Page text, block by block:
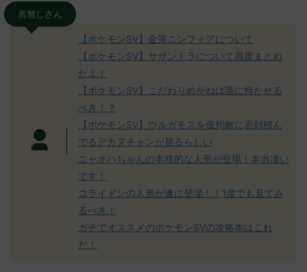
名無しさん
【ポケモンSV】金策ニンフィアについて
【ポケモンSV】サザンドラについて再度まとめ
たよ！
【ポケモンSV】こだわりめがねは誰に持たせる
べき！？
【ポケモンSV】ウルガモスを仮想敵に岩封積ん
でるデカヌチャンが居るらしい
ニャオハちゃんの本格的な人形が登場！本当凄い
です！
コライドンの人形が遂に登場！！1度でも見てみ
るべき！
ガチでオススメのポケモンSVの攻略本はこれ
だ！